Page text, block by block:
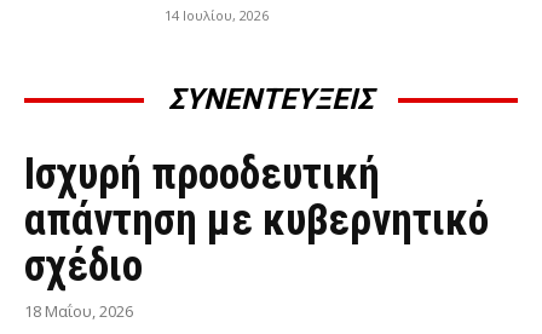
14 Ιουλίου, 2026
ΣΥΝΕΝΤΕΥΞΕΙΣ
ΣΥΝΕΝΤΕΎΞΕΙΣ
Ισχυρή προοδευτική
απάντηση με κυβερνητικό
σχέδιο
18 Μαΐου, 2026